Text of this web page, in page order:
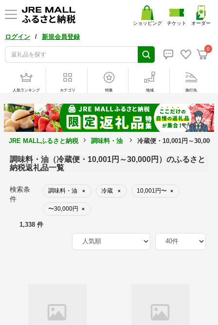
ログイン / 新規会員登録
0
ショッピング チケット オーダー
人気ランキング カテゴリ 特集 地域 旅行先
JRE MALLふるさと納税 調味料・油 冷蔵便・10,001円～30,000
調味料・油（冷蔵便・10,001円～30,000円）のふるさと
納税返礼品一覧
検索条
件
調味料・油 × 冷蔵 × 10,001円〜 ×
〜30,000円 ×
1,338 件